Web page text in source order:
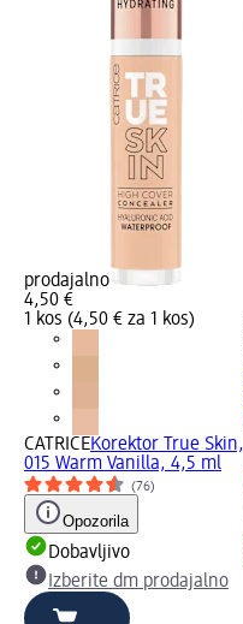
prodajalno
4,50 €
1 kos (4,50 € za 1 kos)
CATRICEKorektor True Skin,
015 Warm Vanilla, 4,5 ml
(76)
Opozorila
Dobavljivo
Izberite dm prodajalno